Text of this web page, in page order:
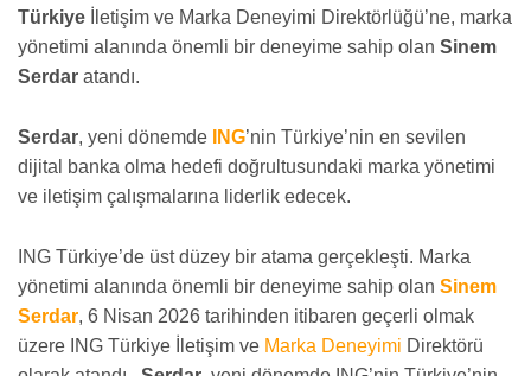
Türkiye İletişim ve Marka Deneyimi Direktörlüğü’ne, marka
yönetimi alanında önemli bir deneyime sahip olan Sinem
Serdar atandı.
Serdar, yeni dönemde ING’nin Türkiye’nin en sevilen
dijital banka olma hedefi doğrultusundaki marka yönetimi
ve iletişim çalışmalarına liderlik edecek.
ING Türkiye’de üst düzey bir atama gerçekleşti. Marka
yönetimi alanında önemli bir deneyime sahip olan Sinem
Serdar, 6 Nisan 2026 tarihinden itibaren geçerli olmak
üzere ING Türkiye İletişim ve Marka Deneyimi Direktörü